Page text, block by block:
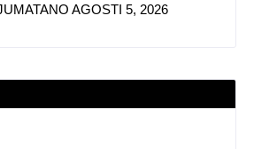
AGOSTI 5, 2026